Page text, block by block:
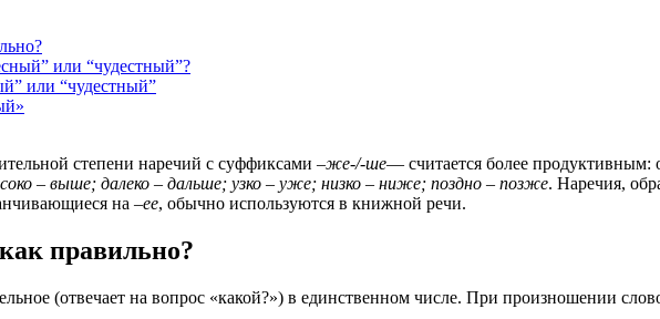
или “чудестный”?
или “чудестный”
степени наречий с суффиксами –же-/-ше— считается более продуктивным:
– выше; далеко – дальше; узко – уже; низко – ниже; поздно – позже. Наречия,
на –ее, обычно используются в книжной речи.
правильно?
(отвечает на вопрос «какой?») в единственном числе. При произношении